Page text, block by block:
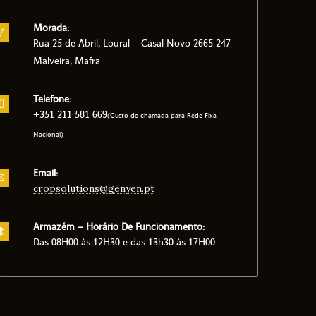
Morada:
Rua 25 de Abril, Loural – Casal Novo 2665-247
Malveira, Mafra
Telefone:
+351 211 581 669(Custo de chamada para Rede Fixa
Nacional)
Email:
cropsolutions@genyen.pt
Armazém – Horário De Funcionamento:
Das 08H00 às 12H30 e das 13h30 às 17H00